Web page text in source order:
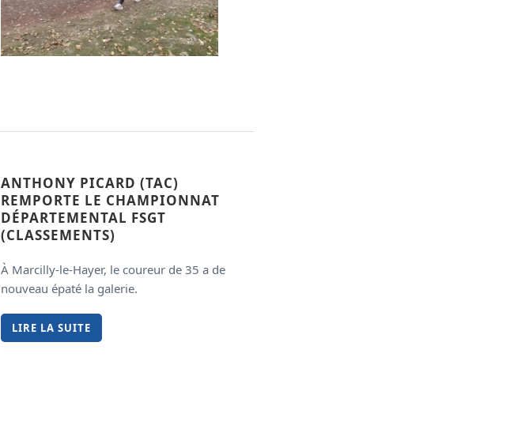
ANTHONY PICARD (TAC)
REMPORTE LE CHAMPIONNAT
DÉPARTEMENTAL FSGT
(CLASSEMENTS)
À Marcilly-le-Hayer, le coureur de 35 a de
nouveau épaté la galerie.
LIRE LA SUITE